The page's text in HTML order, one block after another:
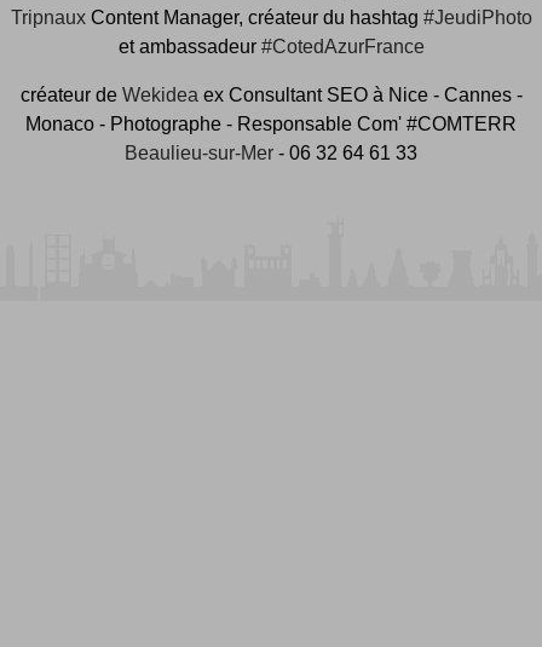
TripnauxContent Manager, créateur du hashtag #JeudiPhoto
et ambassadeur #CotedAzurFrance
créateur de Wekidea ex Consultant SEO à Nice - Cannes -
Monaco - Photographe - Responsable Com' #COMTERR
Beaulieu-sur-Mer - 06 32 64 61 33